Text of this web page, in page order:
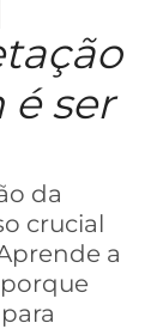
ser
da
crucial
a